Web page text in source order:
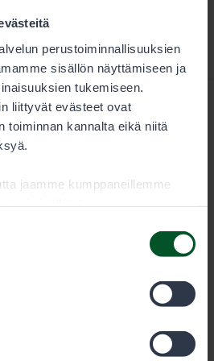
perustoiminnallisuuksien
sisällön näyttämiseen ja
tukemiseen.
liittyvät evästeet ovat
toiminnan kannalta eikä niitä
jaamme kumppaneillemme
heille tai joita on kerätty, kun
Voit sallia haluamasi